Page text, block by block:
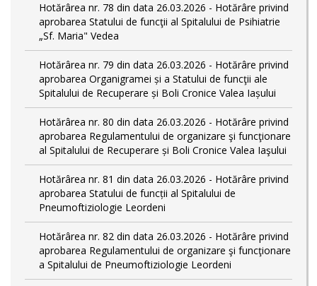
Hotărârea nr. 78 din data 26.03.2026 - Hotărâre privind
aprobarea Statului de funcţii al Spitalului de Psihiatrie
„Sf. Maria" Vedea
Hotărârea nr. 79 din data 26.03.2026 - Hotărâre privind
aprobarea Organigramei și a Statului de funcţii ale
Spitalului de Recuperare și Boli Cronice Valea Iașului
Hotărârea nr. 80 din data 26.03.2026 - Hotărâre privind
aprobarea Regulamentului de organizare şi funcţionare
al Spitalului de Recuperare și Boli Cronice Valea Iaşului
Hotărârea nr. 81 din data 26.03.2026 - Hotărâre privind
aprobarea Statului de funcții al Spitalului de
Pneumoftiziologie Leordeni
Hotărârea nr. 82 din data 26.03.2026 - Hotărâre privind
aprobarea Regulamentului de organizare şi funcţionare
a Spitalului de Pneumoftiziologie Leordeni